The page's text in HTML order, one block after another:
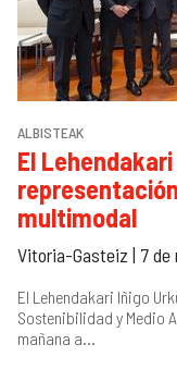
ALBISTEAK
El
multimodal
Vitoria-Gasteiz | 7 de
El Lehendakari Iñigo
Sostenibilidad y Medio
mañana a...